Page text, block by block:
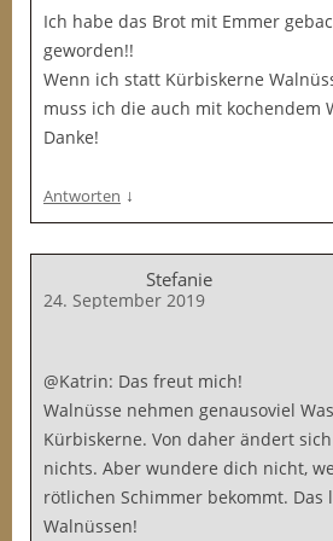
Ich habe das Brot mit Emmer
geworden!!
Wenn ich statt Kürbiskerne
muss ich die auch mit kochendem
Danke!
Antworten ↓
Stefanie
24. September 2019
@Katrin: Das freut mich!
Walnüsse nehmen genausoviel
Kürbiskerne. Von daher ändert
nichts. Aber wundere dich nicht,
rötlichen Schimmer bekommt. Das
Walnüssen!